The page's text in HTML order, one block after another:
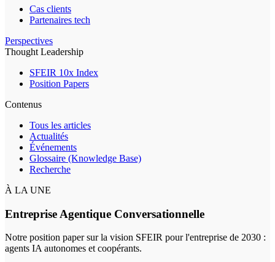
Cas clients
Partenaires tech
Perspectives
Thought Leadership
SFEIR 10x Index
Position Papers
Contenus
Tous les articles
Actualités
Événements
Glossaire (Knowledge Base)
Recherche
À LA UNE
Entreprise Agentique Conversationnelle
Notre position paper sur la vision SFEIR pour l'entreprise de 2030 :
agents IA autonomes et coopérants.